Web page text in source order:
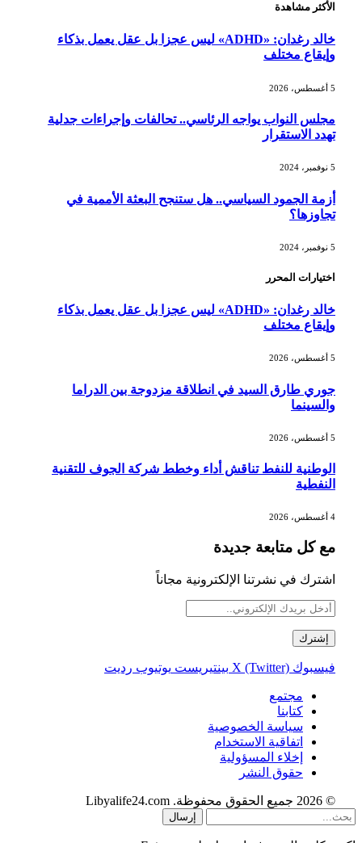
الأكثر مشاهدة
خالد رغدان: «ADHD» ليس عجزا بل عقل يعمل بذكاء
وإيقاع مختلف
مجلس النواب يواجه الرئاسي.. تحالفات وإجراءات جدلية
تهدد الاستقرار
أزمة الجمود السياسي.. هل ستنجح البعثة الأممية في
تجاوزها؟
اختيارات المحرر
خالد رغدان: «ADHD» ليس عجزا بل عقل يعمل بذكاء
وإيقاع مختلف
جوري طارق السيد في انطلاقة مزدوجة بين الدراما
والسينما
الوطنية للنفط تناقش أداء وخطط شركة الجوف للتقنية
النفطية
مع كل متابعة جديدة
اشترك في نشرتنا الإلكترونية مجاناً
فيسبوك X (Twitter) بينتيريست يوتيوب رديت
مجتمع
كتابنا
سياسة الخصوصية
اتفاقية الاستخدام
إخلاء المسؤولية
حقوق النشر
© 2026 جميع الحقوق محفوظة. Libyalife24.com
إرسال